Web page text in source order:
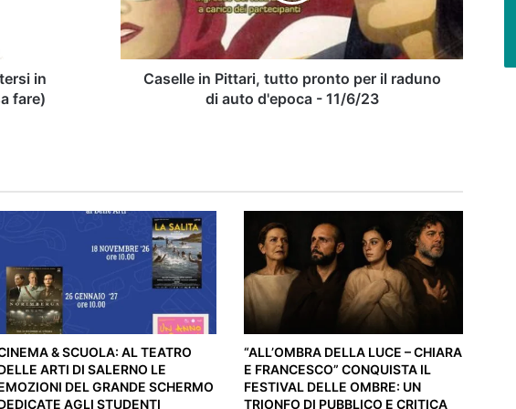
Venerdì 31 luglio: Osteria Pupetto
(Cava de’ Tirreni) riunisce creator e
stampa campana
in
fare)
il
raduno
di
autoCaselle in Pittari, tutto pronto per il raduno
di auto d'epoca - 11/6/23
& SCUOLA: AL TEATRO
ARTI DI SALERNO LE
DEL GRANDE SCHERMO
AGLI STUDENTI
“ALL’OMBRA DELLA LUCE – CHIARA
E FRANCESCO” CONQUISTA IL
FESTIVAL DELLE OMBRE: UN
TRIONFO DI PUBBLICO E CRITICA